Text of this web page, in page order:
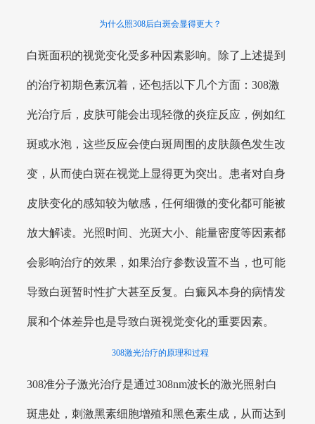
为什么照308后白斑会显得更大？
白斑面积的视觉变化受多种因素影响。除了上述提到
的治疗初期色素沉着，还包括以下几个方面：308激
光治疗后，皮肤可能会出现轻微的炎症反应，例如红
斑或水泡，这些反应会使白斑周围的皮肤颜色发生改
变，从而使白斑在视觉上显得更为突出。患者对自身
皮肤变化的感知较为敏感，任何细微的变化都可能被
放大解读。光照时间、光斑大小、能量密度等因素都
会影响治疗的效果，如果治疗参数设置不当，也可能
导致白斑暂时性扩大甚至反复。白癜风本身的病情发
展和个体差异也是导致白斑视觉变化的重要因素。
308激光治疗的原理和过程
308准分子激光治疗是通过308nm波长的激光照射白
斑患处，刺激黑素细胞增殖和黑色素生成，从而达到